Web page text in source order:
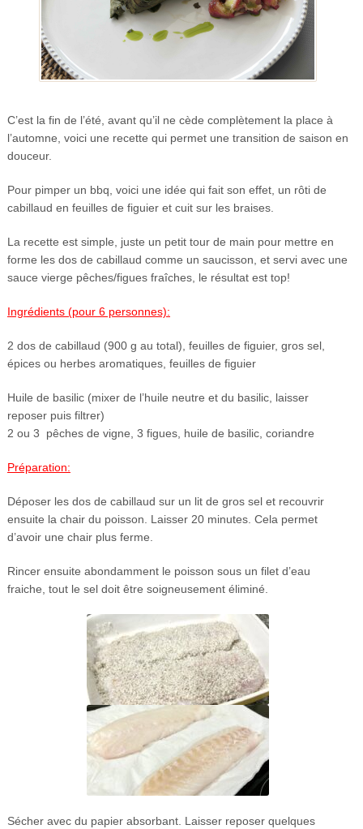
C’est la fin de l’été, avant qu’il ne cède complètement la place à
l’automne, voici une recette qui permet une transition de saison en
douceur.
Pour pimper un bbq, voici une idée qui fait son effet, un rôti de
cabillaud en feuilles de figuier et cuit sur les braises.
La recette est simple, juste un petit tour de main pour mettre en
forme les dos de cabillaud comme un saucisson, et servi avec une
sauce vierge pêches/figues fraîches, le résultat est top!
Ingrédients (pour 6 personnes):
2 dos de cabillaud (900 g au total), feuilles de figuier, gros sel,
épices ou herbes aromatiques, feuilles de figuier
Huile de basilic (mixer de l’huile neutre et du basilic, laisser
reposer puis filtrer)
2 ou 3 pêches de vigne, 3 figues, huile de basilic, coriandre
Préparation:
Déposer les dos de cabillaud sur un lit de gros sel et recouvrir
ensuite la chair du poisson. Laisser 20 minutes. Cela permet
d’avoir une chair plus ferme.
Rincer ensuite abondamment le poisson sous un filet d’eau
fraiche, tout le sel doit être soigneusement éliminé.
Sécher avec du papier absorbant. Laisser reposer quelques